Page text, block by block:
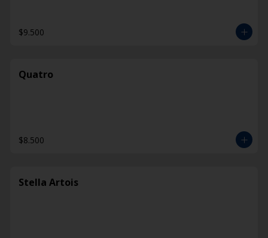
$9.500
Quatro
$8.500
Stella Artois